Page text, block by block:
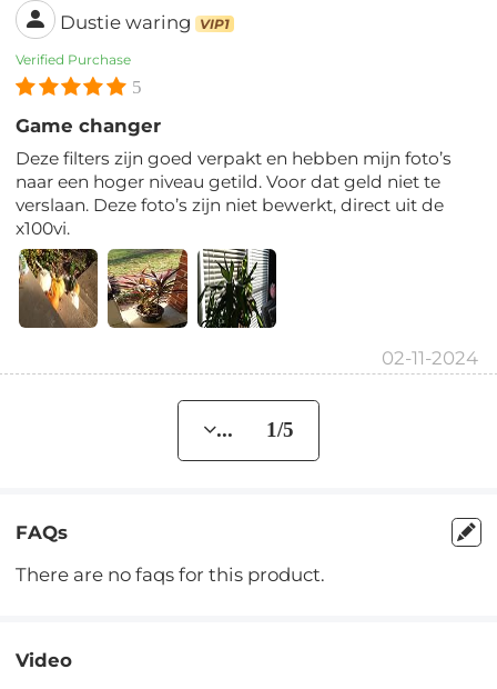
Dustie waring VIP1
Verified Purchase
5
Game changer
Deze filters zijn goed verpakt en hebben mijn foto’s
naar een hoger niveau getild. Voor dat geld niet te
verslaan. Deze foto’s zijn niet bewerkt, direct uit de
x100vi.
02-11-2024
... 1/5
FAQs
There are no faqs for this product.
Video